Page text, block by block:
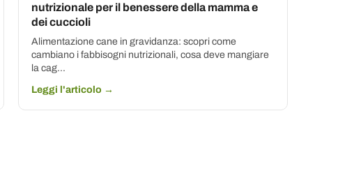
nutrizionale per il benessere della mamma e
dei cuccioli
Alimentazione cane in gravidanza: scopri come
cambiano i fabbisogni nutrizionali, cosa deve mangiare
la cag...
Leggi l'articolo →